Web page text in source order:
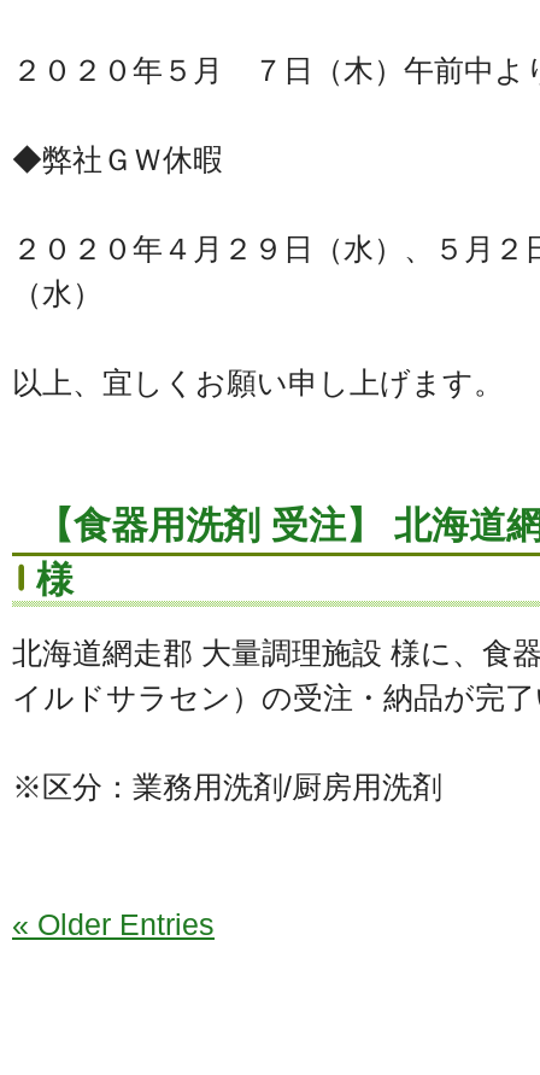
２０２０年５月 ７日（木）午前中よ
◆弊社ＧＷ休暇
２０２０年４月２９日（水）、５月２
（水）
以上、宜しくお願い申し上げます。
【食器用洗剤 受注】 北海道
様
北海道網走郡 大量調理施設 様に、食
イルドサラセン）の受注・納品が完
※区分：業務用洗剤/厨房用洗剤
« Older Entries